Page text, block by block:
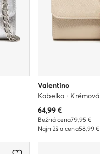
Valentino
Kabelka · Krémová
Aktuálna cena
64,99€
Bežná cena79,95 €
Najnižšia cena58,99 €